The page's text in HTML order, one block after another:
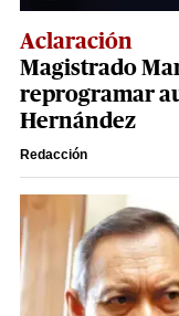
Aclaración
Magistrado
reprogramar
Hernández
Redacción